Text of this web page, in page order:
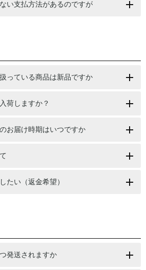
い支払方法があるのですが
っている商品は新品ですか
荷しますか？
お届け時期はいつですか
たい（返金希望）
発送されますか